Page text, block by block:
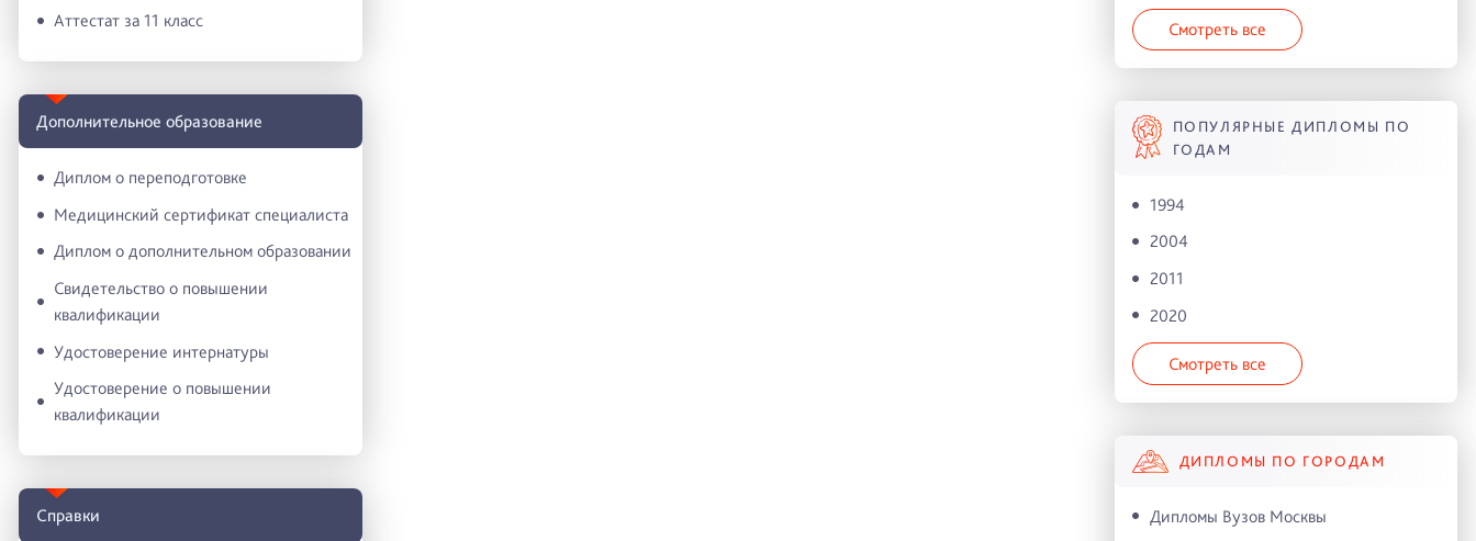
Аттестат за 11 класс
Дополнительное образование
Диплом о переподготовке
Медицинский сертификат специалиста
Диплом о дополнительном образовании
Свидетельство о повышении
квалификации
Удостоверение интернатуры
Удостоверение о повышении
квалификации
Справки
Смотреть все
ПОПУЛЯРНЫЕ ДИПЛОМЫ ПО
ГОДАМ
1994
2004
2011
2020
Смотреть все
ДИПЛОМЫ ПО ГОРОДАМ
Дипломы Вузов Москвы